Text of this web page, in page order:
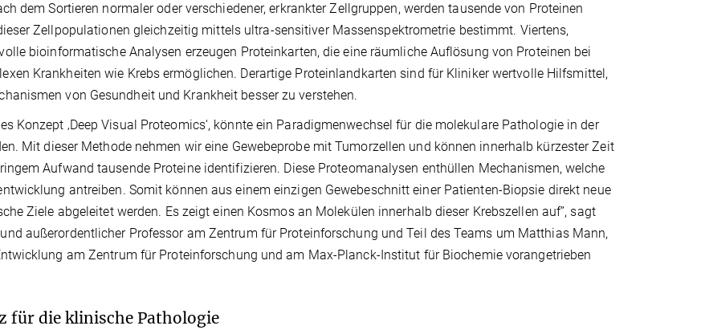
dem Sortieren normaler oder verschiedener, erkrankter Zellgruppen, werden tausende von Proteinen
Zellpopulationen gleichzeitig mittels ultra-sensitiver Massenspektrometrie bestimmt. Viertens,
bioinformatische Analysen erzeugen Proteinkarten, die eine räumliche Auflösung von Proteinen bei
Krankheiten wie Krebs ermöglichen. Derartige Proteinlandkarten sind für Kliniker wertvolle Hilfsmittel,
von Gesundheit und Krankheit besser zu verstehen.
Konzept ‚Deep Visual Proteomics‘, könnte ein Paradigmenwechsel für die molekulare Pathologie in der
Mit dieser Methode nehmen wir eine Gewebeprobe mit Tumorzellen und können innerhalb kürzester Zeit
Aufwand tausende Proteine identifizieren. Diese Proteomanalysen enthüllen Mechanismen, welche
antreiben. Somit können aus einem einzigen Gewebeschnitt einer Patienten-Biopsie direkt neue
Ziele abgeleitet werden. Es zeigt einen Kosmos an Molekülen innerhalb dieser Krebszellen auf”, sagt
außerordentlicher Professor am Zentrum für Proteinforschung und Teil des Teams um Matthias Mann,
am Zentrum für Proteinforschung und am Max-Planck-Institut für Biochemie vorangetrieben
für die klinische Pathologie